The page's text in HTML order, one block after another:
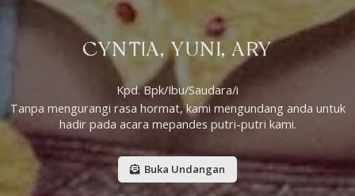
CYNTIA, YUNI, ARY
Kpd. Bpk/Ibu/Saudara/i
Tanpa mengurangi rasa hormat, kami mengundang anda untuk
hadir pada acara mepandes putri-putri kami.
Buka Undangan